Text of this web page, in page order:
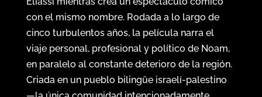
con el mismo nombre. Rodada a lo largo de
cinco turbulentos años, la película narra el
viaje personal, profesional y político de Noam,
en paralelo al constante deterioro de la región.
Criada en un pueblo bilingüe israelí-palestino